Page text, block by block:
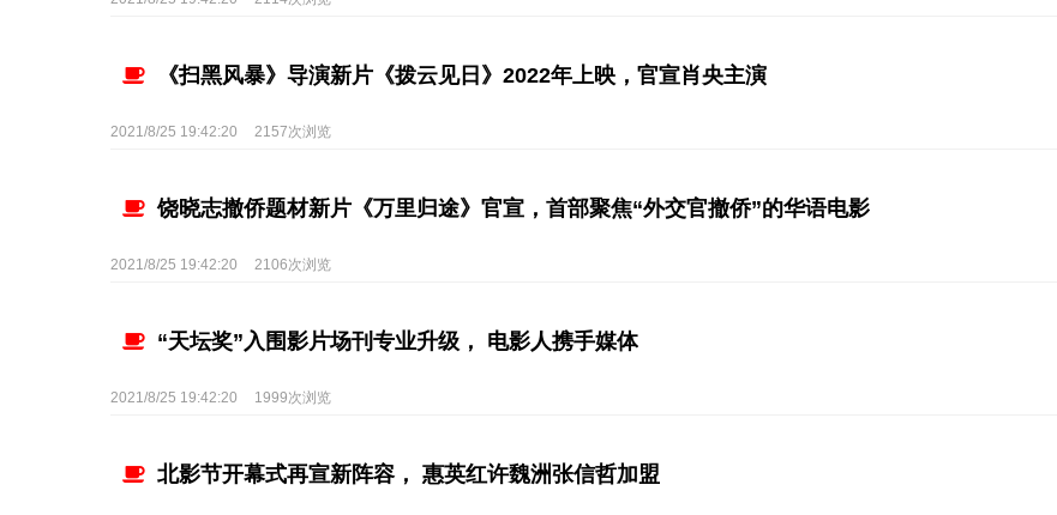
《扫黑风暴》导演新片《拨云见日》2022年上映，官宣肖央主演
2021/8/25 19:42:20 2157次浏览
饶晓志撤侨题材新片《万里归途》官宣，首部聚焦“外交官撤侨”的华语电影
2021/8/25 19:42:20 2106次浏览
“天坛奖”入围影片场刊专业升级， 电影人携手媒体
2021/8/25 19:42:20 1999次浏览
北影节开幕式再宣新阵容， 惠英红许魏洲张信哲加盟